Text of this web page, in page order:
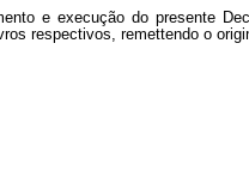
e execução do presente
respectivos, remettendo o